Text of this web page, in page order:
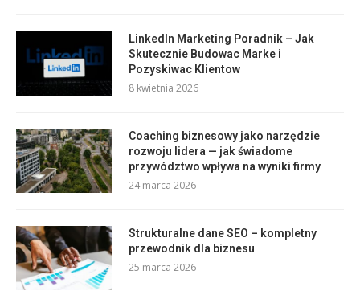
LinkedIn Marketing Poradnik – Jak
Skutecznie Budowac Marke i
Pozyskiwac Klientow
8 kwietnia 2026
Coaching biznesowy jako narzędzie
rozwoju lidera — jak świadome
przywództwo wpływa na wyniki firmy
24 marca 2026
Strukturalne dane SEO – kompletny
przewodnik dla biznesu
25 marca 2026